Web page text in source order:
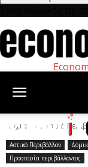
Αρχική Αστικό
Αστικό Περιβάλλον
Προστασία περιβάλλοντος